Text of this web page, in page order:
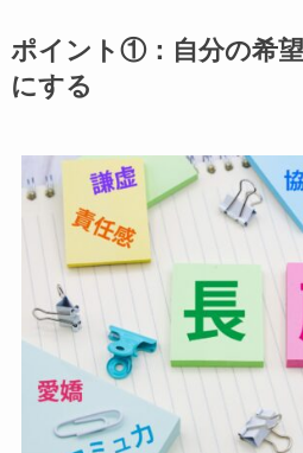
ポイント①：自分の希
にする